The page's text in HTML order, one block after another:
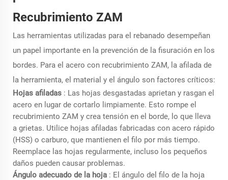
Recubrimiento ZAM
Las herramientas utilizadas para el rebanado desempeñan
un papel importante en la prevención de la fisuración en los
bordes. Para el acero con recubrimiento ZAM, la afilada de
la herramienta, el material y el ángulo son factores críticos:
Hojas afiladas : Las hojas desgastadas aprietan y rasgan el
acero en lugar de cortarlo limpiamente. Esto rompe el
recubrimiento ZAM y crea tensión en el borde, lo que lleva
a grietas. Utilice hojas afiladas fabricadas con acero rápido
(HSS) o carburo, que mantienen el filo por más tiempo.
Reemplace las hojas regularmente, incluso los pequeños
daños pueden causar problemas.
Ángulo adecuado de la hoja : El ángulo del filo de la hoja